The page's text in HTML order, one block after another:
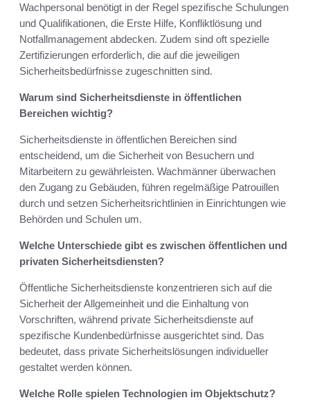
Wachpersonal benötigt in der Regel spezifische Schulungen
und Qualifikationen, die Erste Hilfe, Konfliktlösung und
Notfallmanagement abdecken. Zudem sind oft spezielle
Zertifizierungen erforderlich, die auf die jeweiligen
Sicherheitsbedürfnisse zugeschnitten sind.
Warum sind Sicherheitsdienste in öffentlichen
Bereichen wichtig?
Sicherheitsdienste in öffentlichen Bereichen sind
entscheidend, um die Sicherheit von Besuchern und
Mitarbeitern zu gewährleisten. Wachmänner überwachen
den Zugang zu Gebäuden, führen regelmäßige Patrouillen
durch und setzen Sicherheitsrichtlinien in Einrichtungen wie
Behörden und Schulen um.
Welche Unterschiede gibt es zwischen öffentlichen und
privaten Sicherheitsdiensten?
Öffentliche Sicherheitsdienste konzentrieren sich auf die
Sicherheit der Allgemeinheit und die Einhaltung von
Vorschriften, während private Sicherheitsdienste auf
spezifische Kundenbedürfnisse ausgerichtet sind. Das
bedeutet, dass private Sicherheitslösungen individueller
gestaltet werden können.
Welche Rolle spielen Technologien im Objektschutz?